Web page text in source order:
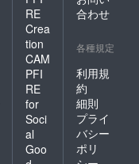
RE
Crea
tion
CAM
PFI
RE
for
Soci
al
Goo
合わせ
各種規定
利用規
約
細則
プライ
バシー
ポリ